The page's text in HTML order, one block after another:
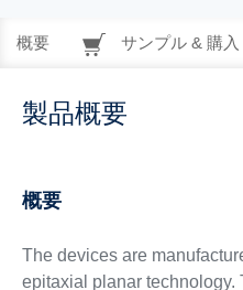
概要 サンプル & 購入
製品概要
概要
The devices are
epitaxial planar technology.